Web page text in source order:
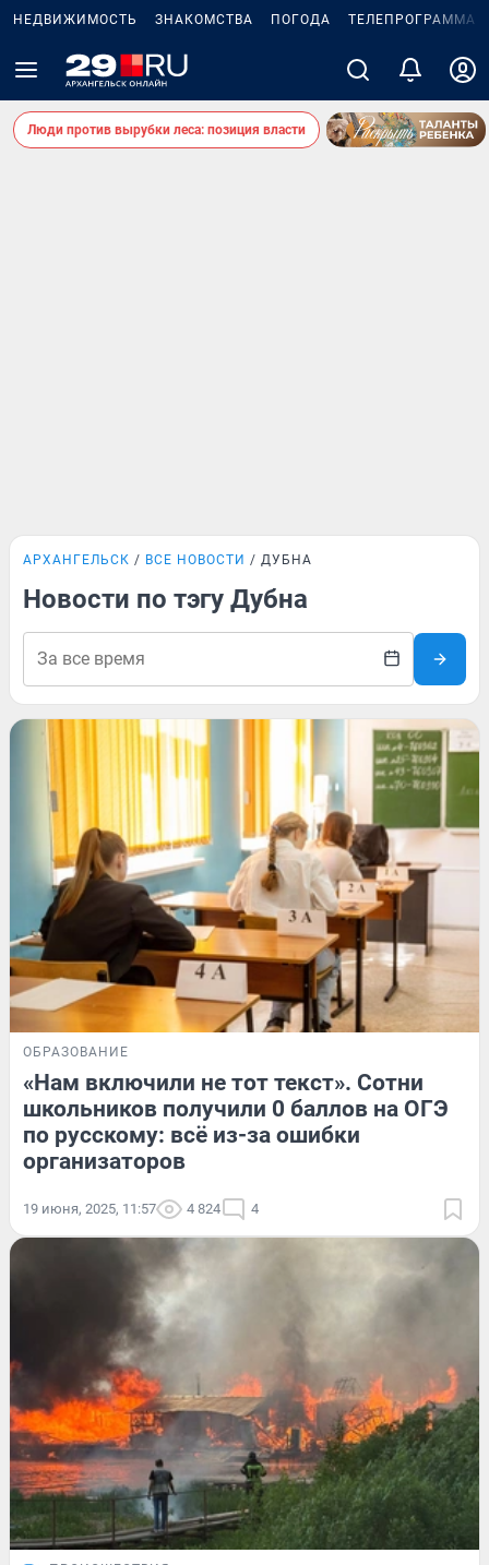
НЕДВИЖИМОСТЬ ЗНАКОМСТВА ПОГОДА ТЕЛЕПРОГРАММА
Люди против вырубки леса: позиция власти
АРХАНГЕЛЬСК ВСЕ НОВОСТИ ДУБНА
Новости по тэгу Дубна
ОБРАЗОВАНИЕ
«Нам включили не тот текст». Сотни
школьников получили 0 баллов на ОГЭ
по русскому: всё из-за ошибки
организаторов
19 июня, 2025, 11:57 4 824 4